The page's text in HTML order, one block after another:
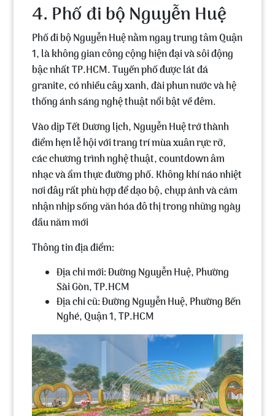
4. Phố đi bộ Nguyễn Huệ
Phố đi bộ Nguyễn Huệnằm ngay trung tâm Quận
1, là không gian công cộng hiện đại và sôi động
bậc nhất TP.HCM. Tuyến phố được lát đá
granite, có nhiều cây xanh, đài phun nước và hệ
thống ánh sáng nghệ thuật nổi bật về đêm.
Vào dịp Tết Dương lịch, Nguyễn Huệ trở thành
điểm hẹn lễ hội với trang trí mùa xuân rực rỡ,
các chương trình nghệ thuật, countdown âm
nhạc và ẩm thực đường phố. Không khí náo nhiệt
nơi đây rất phù hợp để dạo bộ, chụp ảnh và cảm
nhận nhịp sống văn hóa đô thị trong những ngày
đầu năm mới
Thông tin địa điểm:
Địa chỉ mới: Đường Nguyễn Huệ, Phường
Sài Gòn, TP.HCM
Địa chỉ cũ: Đường Nguyễn Huệ, Phường Bến
Nghé, Quận 1, TP.HCM